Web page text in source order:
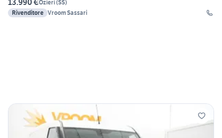
13.990 €Ozieri(SS)
Rivenditore Vroom Sassari